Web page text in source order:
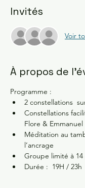
Invités
Voir
À propos de
Programme :
2 constellations
Constellations
Flore & Emmanuel
Méditation au
l’ancrage
Groupe limité à
Durée :  19H / 23h